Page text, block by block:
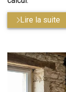
Lire la suite